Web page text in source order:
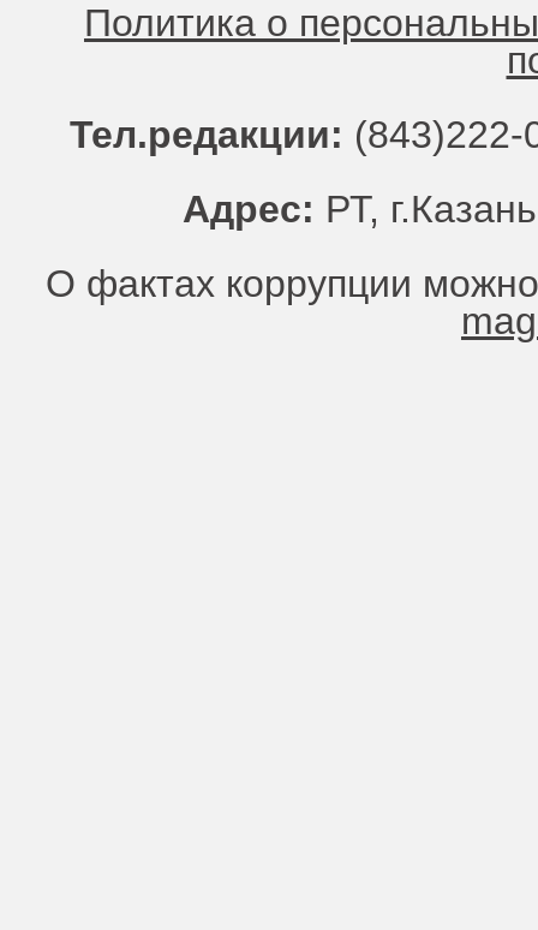
Политика о
Тел.редакции:
Адрес: РТ,
О фактах коррупции